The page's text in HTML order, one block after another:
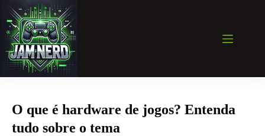
para
conteúdo
O que é hardware de jogos? Entenda
tudo sobre o tema